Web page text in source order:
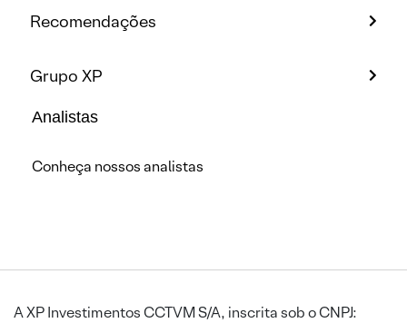
Recomendações
Grupo XP
Analistas
Conheça nossos analistas
A XP Investimentos CCTVM S/A, inscrita sob o CNPJ: